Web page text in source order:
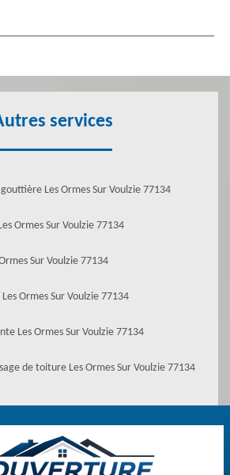
services
Les Ormes Sur Voulzie 77134
Ormes Sur Voulzie 77134
Sur Voulzie 77134
Ormes Sur Voulzie 77134
Les Ormes Sur Voulzie 77134
de toiture Les Ormes Sur Voulzie 77134